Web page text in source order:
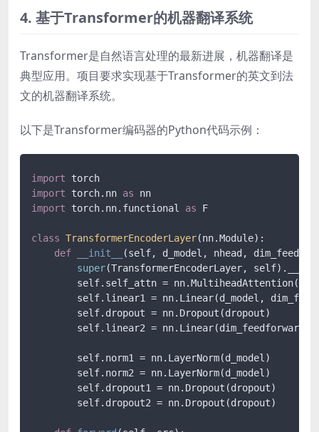
4. 基于Transformer的机器翻译系统
Transformer是自然语言处理的最新进展，机器翻译是
典型应用。项目要求实现基于Transformer的英文到法
文的机器翻译系统。
以下是Transformer编码器的Python代码示例：
import
import torch.nn as
import torch.nn.functional as F
class TransformerEncoderLayer(nn.Module):
def
__init__ (self, d_model, nhead,
super(TransformerEncoderLayer,
self.self_attn =
self.linear1 = nn.Linear(d_model,
        self.dropout = nn.Dropout(dropout)
self.linear2 = nn.Linear(dim_feedforward,
        self.norm1 = nn.LayerNorm(d_model)
        self.norm2 = nn.LayerNorm(d_model)
        self.dropout1 = nn.Dropout(dropout)
        self.dropout2 = nn.Dropout(dropout)